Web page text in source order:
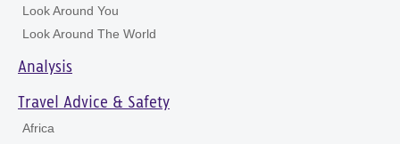
Look Around You
Look Around The World
Analysis
Travel Advice & Safety
Africa